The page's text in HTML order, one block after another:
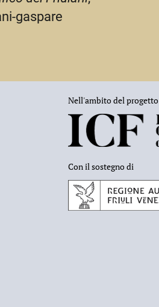
gaspare
Nell'ambito del progetto
Con il sostegno di